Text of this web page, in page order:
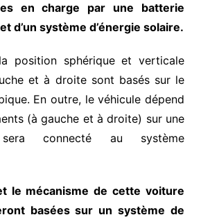
en charge par une batterie
d’un système d’énergie solaire.
position sphérique et verticale
et à droite sont basés sur le
En outre, le véhicule dépend
(à gauche et à droite) sur une
connecté au système
le mécanisme de cette voiture
basées sur un système de